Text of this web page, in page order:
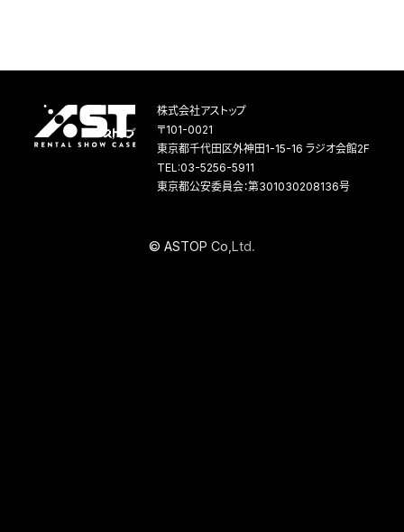
株式会社アストップ
〒101-0021
東京都千代田区外神田1-15-16 ラジオ会館2F
TEL:03-5256-5911
東京都公安委員会：第301030208136号
© ASTOP Co Ltd.